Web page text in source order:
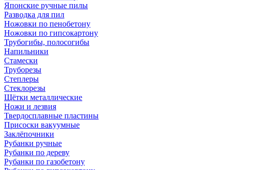
Японские ручные пилы
Разводка для пил
Ножовки по пенобетону
Ножовки по гипсокартону
Трубогибы, полосогибы
Напильники
Стамески
Труборезы
Степлеры
Стеклорезы
Щётки металлические
Ножи и лезвия
Твердосплавные пластины
Присоски вакуумные
Заклёпочники
Рубанки ручные
Рубанки по дереву
Рубанки по газобетону